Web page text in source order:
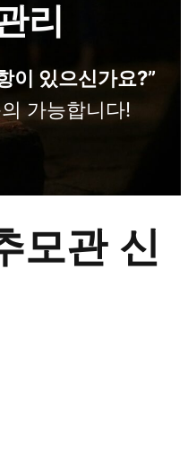
리
이 있으신가요?”
가능합니다!
모관 신